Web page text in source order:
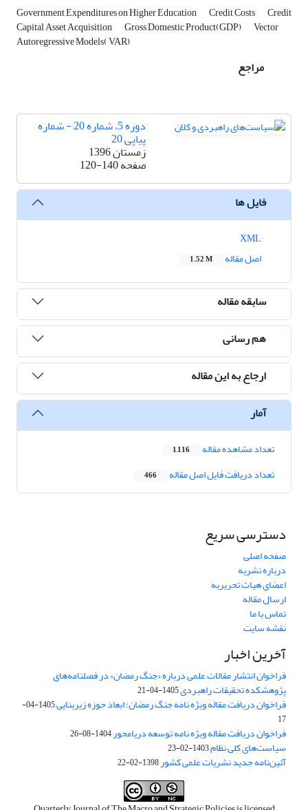
Government Expenditures on Higher Education Credit Costs Credit
Capital Asset Acquisition Gross Domestic Product(GDP) Vector
Autoregressive Models( VAR)
مراجع
دوره 5، شماره 20 - شماره
پیاپی 20
زمستان 1396
صفحه120-140
فایل ها
اصل مقاله
1.52 M
سابقه مقاله
هم رسانی
ارجاع به این مقاله
آمار
تعداد مشاهده مقاله 1,116
تعداد دریافت فایل اصل مقاله 466
دسترسی سریع
صفحه اصلی
درباره نشریه
اعضای هیات تحریریه
ارسال مقاله
تماس با ما
نقشه سایت
آخرین اخبار
فراخوان انتشار مقالات علمی درباره «جنگ رمضان» در فصلنامه‌های
پژوهشکده تحقیقات راهبردی1405-04-21
فراخوان دریافت مقاله ویژه نامه جنگ رمضان؛ ابعاد حوزه زیربنایی
1405-04-
17
فراخوان دریافت مقاله ویژه نامه توسعه دریامحور1404-08-26
سیاست‌های کلی نظام1403-02-23
آئین‌نامه جدید نشریات علمی کشور1398-02-22